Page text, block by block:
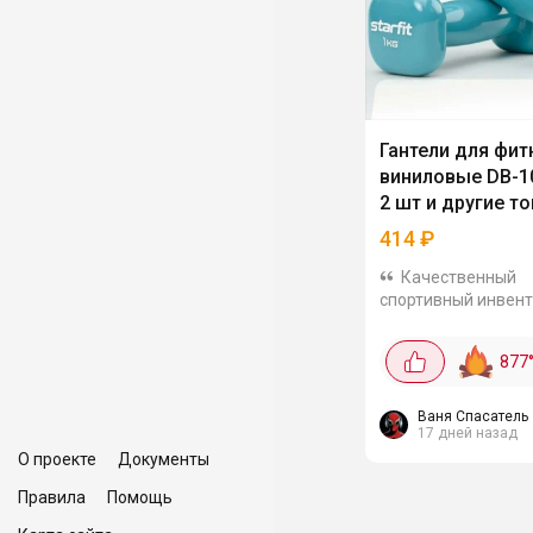
О проекте
Документы
Правила
Помощь
Гантели для
виниловые DB-
2 шт и другие
STARFIT
414₽
Качественный
спортивный
заказать по
Набор гантелей DB-
414₽. В наборе 2
весом по 1...
877°
Ваня Спасатель
17 дней назад